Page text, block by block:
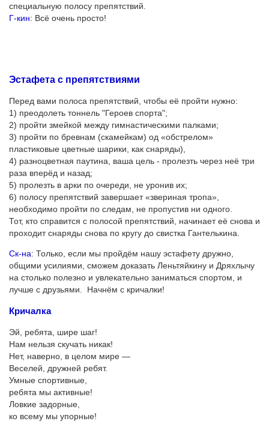
специальную полосу препятствий.
Г-кин: Всё очень просто!
Эстафета с препятствиями
Перед вами полоса препятствий, чтобы её пройти нужно:
1) преодолеть тоннель "Героев спорта";
2) пройти змейкой между гимнастическими палками;
3) пройти по бревнам (скамейкам) од «обстрелом»
пластиковые цветные шарики, как снаряды),
4) разноцветная паутина, ваша цель - пролезть через неё три
раза вперёд и назад;
5) пролезть в арки по очереди, не уронив их;
6) полосу препятствий завершает «звериная тропа»,
необходимо пройти по следам, не пропустив ни одного.
Тот, кто справится с полосой препятствий, начинает её снова и
проходит снаряды снова по кругу до свистка Гантелькина.
Ск-на: Только, если мы пройдём нашу эстафету дружно,
общими усилиями, сможем доказать Леньтяйкину и Дряхлычу
на столько полезно и увлекательно заниматься спортом, и
лучше с друзьями. Начнём с кричалки!
Кричалка
Эй, ребята, шире шаг!
Нам нельзя скучать никак!
Нет, наверно, в целом мире —
Веселей, дружней ребят.
Умные спортивные,
ребята мы активные!
Ловкие задорные,
ко всему мы упорные!